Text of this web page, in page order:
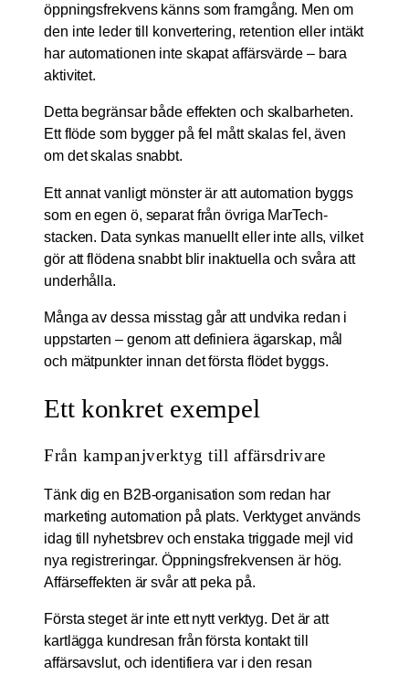
öppningsfrekvens känns som framgång. Men om
den inte leder till konvertering, retention eller intäkt
har automationen inte skapat affärsvärde – bara
aktivitet.
Detta begränsar både effekten och skalbarheten.
Ett flöde som bygger på fel mått skalas fel, även
om det skalas snabbt.
Ett annat vanligt mönster är att automation byggs
som en egen ö, separat från övriga MarTech-
stacken. Data synkas manuellt eller inte alls, vilket
gör att flödena snabbt blir inaktuella och svåra att
underhålla.
Många av dessa misstag går att undvika redan i
uppstarten – genom att definiera ägarskap, mål
och mätpunkter innan det första flödet byggs.
Ett konkret exempel
Från kampanjverktyg till affärsdrivare
Tänk dig en B2B-organisation som redan har
marketing automation på plats. Verktyget används
idag till nyhetsbrev och enstaka triggade mejl vid
nya registreringar. Öppningsfrekvensen är hög.
Affärseffekten är svår att peka på.
Första steget är inte ett nytt verktyg. Det är att
kartlägga kundresan från första kontakt till
affärsavslut, och identifiera var i den resan